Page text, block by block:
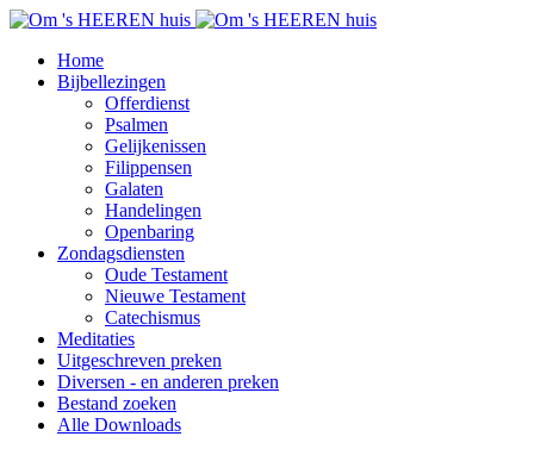
Home
Bijbellezingen
Offerdienst
Psalmen
Gelijkenissen
Filippensen
Galaten
Handelingen
Openbaring
Zondagsdiensten
Oude Testament
Nieuwe Testament
Catechismus
Meditaties
Uitgeschreven preken
Diversen - en anderen preken
Bestand zoeken
Alle Downloads